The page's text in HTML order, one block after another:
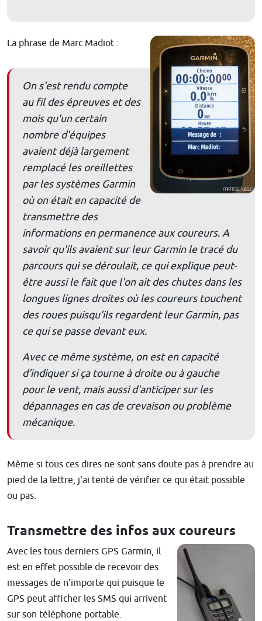
La phrase de Marc Madiot :
On s'est rendu compte
au fil des épreuves et des
mois qu'un certain
nombre d'équipes
avaient déjà largement
remplacé les oreillettes
par les systèmes Garmin
où on était en capacité de
transmettre des
informations en permanence aux coureurs. A
savoir qu'ils avaient sur leur Garmin le tracé du
parcours qui se déroulait, ce qui explique peut-
être aussi le fait que l'on ait des chutes dans les
longues lignes droites où les coureurs touchent
des roues puisqu'ils regardent leur Garmin, pas
ce qui se passe devant eux.
Avec ce même système, on est en capacité
d'indiquer si ça tourne à droite ou à gauche
pour le vent, mais aussi d'anticiper sur les
dépannages en cas de crevaison ou problème
mécanique.
Même si tous ces dires ne sont sans doute pas à prendre au
pied de la lettre, j'ai tenté de vérifier ce qui était possible
ou pas.
Transmettre des infos aux coureurs
Avec les tous derniers GPS Garmin, il
est en effet possible de recevoir des
messages de n'importe qui puisque le
GPS peut afficher les SMS qui arrivent
sur son téléphone portable.